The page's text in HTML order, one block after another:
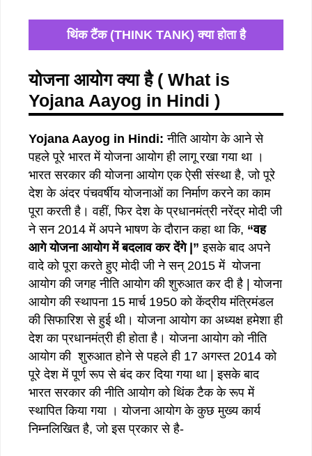
थिंक टैंक (THINK TANK) क्या होता है
योजना आयोग क्या है ( What is
Yojana Aayog in Hindi )
Yojana Aayog in Hindi: नीति आयोग के आने से
पहले पूरे भारत में योजना आयोग ही लागू रखा गया था ।
भारत सरकार की योजना आयोग एक ऐसी संस्था है, जो पूरे
देश के अंदर पंचवर्षीय योजनाओं का निर्माण करने का काम
पूरा करती है। वहीं, फिर देश के प्रधानमंत्री नरेंद्र मोदी जी
ने सन 2014 में अपने भाषण के दौरान कहा था कि, “वह
आगे योजना आयोग में बदलाव कर देंगे |” इसके बाद अपने
वादे को पूरा करते हुए मोदी जी ने सन् 2015 में योजना
आयोग की जगह नीति आयोग की शुरुआत कर दी है | योजना
आयोग की स्थापना 15 मार्च 1950 को केंद्रीय मंत्रिमंडल
की सिफारिश से हुई थी। योजना आयोग का अध्यक्ष हमेशा ही
देश का प्रधानमंत्री ही होता है। योजना आयोग को नीति
आयोग की शुरुआत होने से पहले ही 17 अगस्त 2014 को
पूरे देश में पूर्ण रूप से बंद कर दिया गया था | इसके बाद
भारत सरकार की नीति आयोग को थिंक टैक के रूप में
स्थापित किया गया । योजना आयोग के कुछ मुख्य कार्य
निम्नलिखित है, जो इस प्रकार से है-